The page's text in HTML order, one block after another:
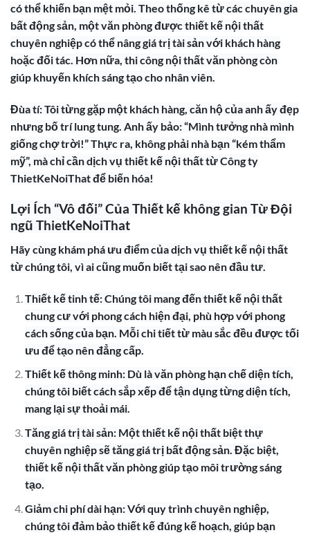
có thể khiến bạn mệt mỏi. Theo thống kê từ các chuyên gia
bất động sản, một văn phòng được thiết kế nội thất
chuyên nghiệp có thể nâng giá trị tài sản với khách hàng
hoặc đối tác. Hơn nữa, thi công nội thất văn phòng còn
giúp khuyến khích sáng tạo cho nhân viên.
Đùa tí: Tôi từng gặp một khách hàng, căn hộ của anh ấy đẹp
nhưng bố trí lung tung. Anh ấy bảo: “Mình tưởng nhà mình
giống chợ trời!” Thực ra, không phải nhà bạn “kém thẩm
mỹ”, mà chỉ cần dịch vụ thiết kế nội thất từ Công ty
ThietKeNoiThat để biến hóa!
Lợi Ích “Vô đối” Của Thiết kế không gian Từ Đội
ngũ ThietKeNoiThat
Hãy cùng khám phá ưu điểm của dịch vụ thiết kế nội thất
từ chúng tôi, vì ai cũng muốn biết tại sao nên đầu tư.
Thiết kế tinh tế: Chúng tôi mang đến thiết kế nội thất
chung cư với phong cách hiện đại, phù hợp với phong
cách sống của bạn. Mỗi chi tiết từ màu sắc đều được tối
ưu để tạo nên đẳng cấp.
Thiết kế thông minh: Dù là văn phòng hạn chế diện tích,
chúng tôi biết cách sắp xếp để tận dụng từng diện tích,
mang lại sự thoải mái.
Tăng giá trị tài sản: Một thiết kế nội thất biệt thự
chuyên nghiệp sẽ tăng giá trị bất động sản. Đặc biệt,
thiết kế nội thất văn phòng giúp tạo môi trường sáng
tạo.
Giảm chi phí dài hạn: Với quy trình chuyên nghiệp,
chúng tôi đảm bảo thiết kế đúng kế hoạch, giúp bạn